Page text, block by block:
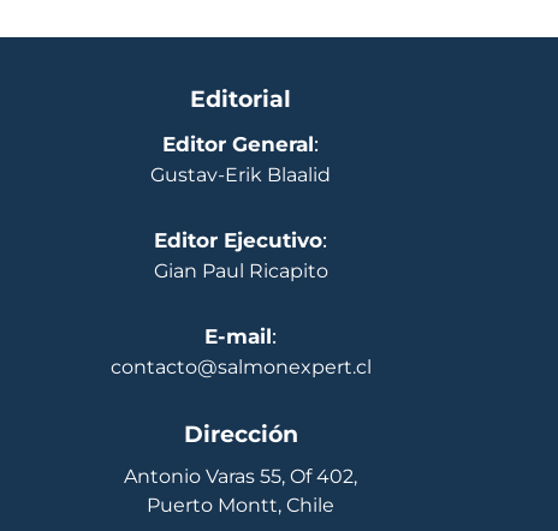
Editorial
Editor General:
Gustav-Erik Blaalid
Editor Ejecutivo:
Gian Paul Ricapito
E-mail:
contacto@salmonexpert.cl
Dirección
Antonio Varas 55, Of 402,
Puerto Montt, Chile